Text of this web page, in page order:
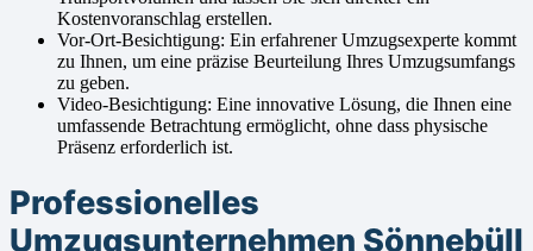
Kostenvoranschlag erstellen.
Vor-Ort-Besichtigung: Ein erfahrener Umzugsexperte kommt
zu Ihnen, um eine präzise Beurteilung Ihres Umzugsumfangs
zu geben.
Video-Besichtigung: Eine innovative Lösung, die Ihnen eine
umfassende Betrachtung ermöglicht, ohne dass physische
Präsenz erforderlich ist.
Professionelles
Umzugsunternehmen Sönnebüll